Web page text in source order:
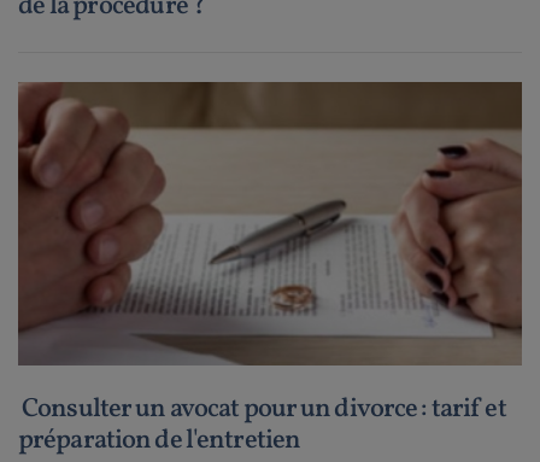
Consulter un avocat pour un divorce : tarif et
préparation de l'entretien